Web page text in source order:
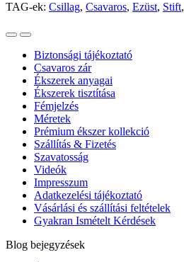
TAG-ek: Csillag, Csavaros, Ezüst, Stift,
Biztonsági tájékoztató
Csavaros zár
Ékszerek anyagai
Ékszerek tisztítása
Fémjelzés
Méretek
Prémium ékszer kollekció
Szállítás & Fizetés
Szavatosság
Videók
Impresszum
Adatkezelési tájékoztató
Vásárlási és szállítási feltételek
Gyakran Ismételt Kérdések
Blog bejegyzések